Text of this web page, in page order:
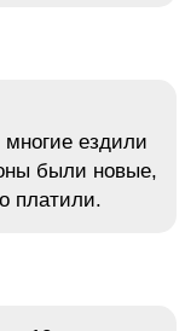
ездили
были новые,
платили.